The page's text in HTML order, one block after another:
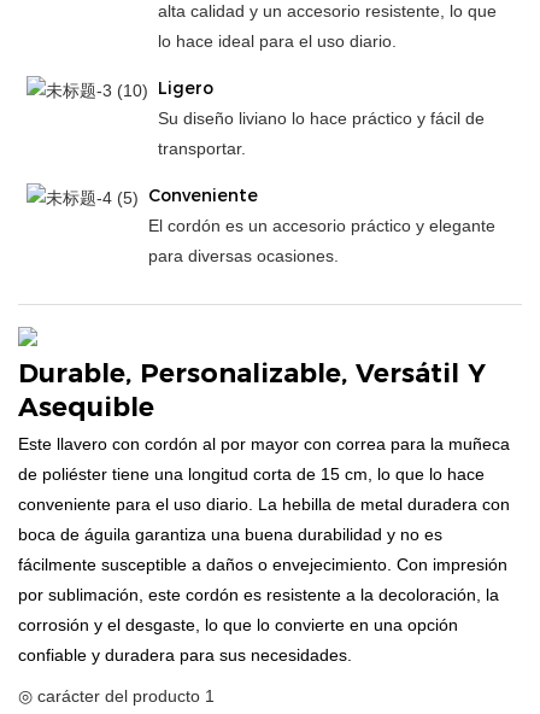
alta calidad y un accesorio resistente, lo que
lo hace ideal para el uso diario.
Ligero
Su diseño liviano lo hace práctico y fácil de
transportar.
Conveniente
El cordón es un accesorio práctico y elegante
para diversas ocasiones.
Durable, Personalizable, Versátil Y
Asequible
Este llavero con cordón al por mayor con correa para la muñeca
de poliéster tiene una longitud corta de 15 cm, lo que lo hace
conveniente para el uso diario. La hebilla de metal duradera con
boca de águila garantiza una buena durabilidad y no es
fácilmente susceptible a daños o envejecimiento. Con impresión
por sublimación, este cordón es resistente a la decoloración, la
corrosión y el desgaste, lo que lo convierte en una opción
confiable y duradera para sus necesidades.
◎ carácter del producto 1